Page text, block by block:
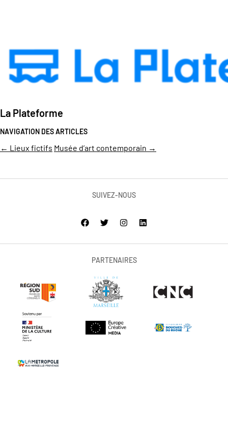
La Plateforme
NAVIGATION DES ARTICLES
← Lieux fictifs Musée d’art contemporain →
SUIVEZ-NOUS
PARTENAIRES